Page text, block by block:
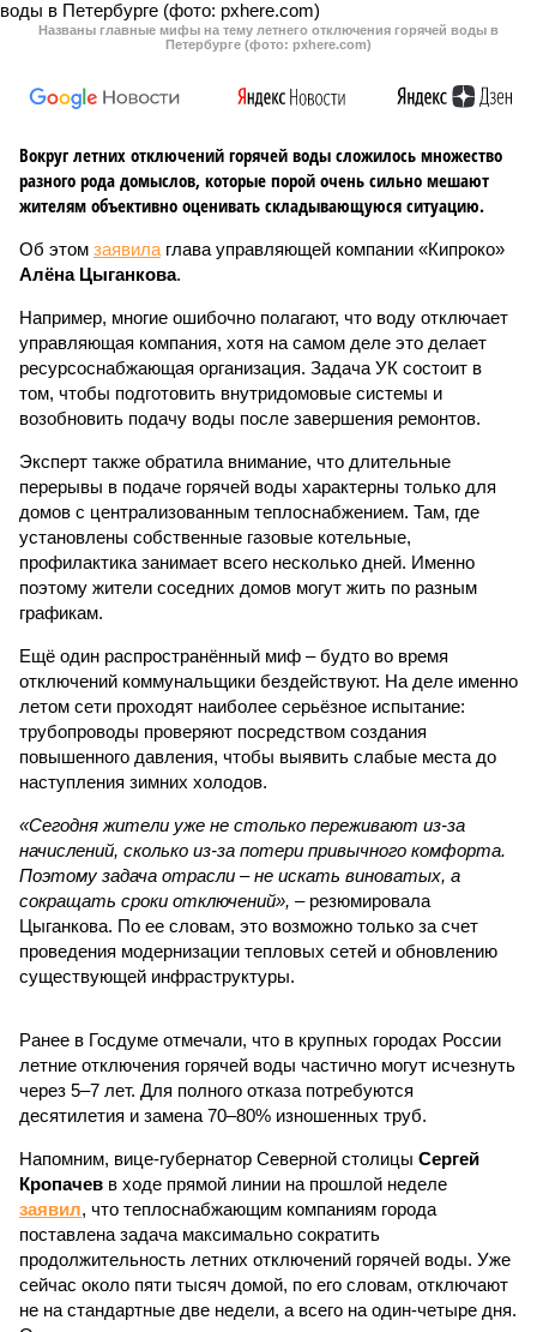
Названы главные мифы на тему летнего отключения горячей воды в
Петербурге (фото: pxhere.com)
Вокруг летних отключений горячей воды сложилось множество
разного рода домыслов, которые порой очень сильно мешают
жителям объективно оценивать складывающуюся ситуацию.
Об этом заявила глава управляющей компании «Кипроко»
Алёна Цыганкова.
Например, многие ошибочно полагают, что воду отключает
управляющая компания, хотя на самом деле это делает
ресурсоснабжающая организация. Задача УК состоит в
том, чтобы подготовить внутридомовые системы и
возобновить подачу воды после завершения ремонтов.
Эксперт также обратила внимание, что длительные
перерывы в подаче горячей воды характерны только для
домов с централизованным теплоснабжением. Там, где
установлены собственные газовые котельные,
профилактика занимает всего несколько дней. Именно
поэтому жители соседних домов могут жить по разным
графикам.
Ещё один распространённый миф – будто во время
отключений коммунальщики бездействуют. На деле именно
летом сети проходят наиболее серьёзное испытание:
трубопроводы проверяют посредством создания
повышенного давления, чтобы выявить слабые места до
наступления зимних холодов.
«Сегодня жители уже не столько переживают из-за
начислений, сколько из-за потери привычного комфорта.
Поэтому задача отрасли – не искать виноватых, а
сокращать сроки отключений», – резюмировала
Цыганкова. По ее словам, это возможно только за счет
проведения модернизации тепловых сетей и обновлению
существующей инфраструктуры.
Ранее в Госдуме отмечали, что в крупных городах России
летние отключения горячей воды частично могут исчезнуть
через 5–7 лет. Для полного отказа потребуются
десятилетия и замена 70–80% изношенных труб.
Напомним, вице-губернатор Северной столицы Сергей
Кропачев в ходе прямой линии на прошлой неделе
заявил, что теплоснабжающим компаниям города
поставлена задача максимально сократить
продолжительность летних отключений горячей воды. Уже
сейчас около пяти тысяч домой, по его словам, отключают
не на стандартные две недели, а всего на один-четыре дня.